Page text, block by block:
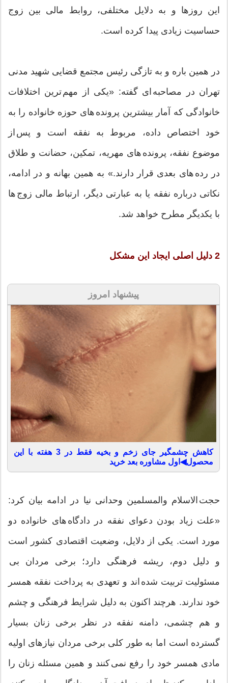
این روزها و به دلایل مختلفی، روابط مالی بین زوج
حساسیت زیادی پیدا کرده است.
در همین باره و به تازگی رئیس مجتمع قضایی شهید مدنی
تهران در مصاحبه ای گفته: «یکی از مهم ترین اختلافات
خانوادگی که آمار بیشترین پرونده های حوزه خانواده را به
خود اختصاص داده، مربوط به نفقه است و پس از
موضوع نفقه، پرونده های مهریه، تمکین، حضانت و طلاق
در رده های بعدی قرار دارند.» به همین بهانه و در ادامه،
نکاتی درباره نفقه یا به عبارتی دیگر، ارتباط مالی زوج ها
با یکدیگر مطرح خواهد شد.
2 دلیل اصلی ایجاد این مشکل
پیشنهاد امروز
کاهش چشمگیر جای زخم و بخیه فقط در 3 هفته با این
محصول◀اول مشاوره بعد خرید
حجت الاسلام والمسلمین وحدانی نیا در ادامه بیان کرد:
«علت زیاد بودن دعوای نفقه در دادگاه های خانواده دو
مورد است. یکی از دلایل، وضعیت اقتصادی کشور است
و دلیل دوم، ریشه فرهنگی دارد؛ برخی مردان بی
مسئولیت تربیت شده اند و تعهدی به پرداخت نفقه همسر
خود ندارند. هرچند اکنون به دلیل شرایط فرهنگی و چشم
و هم چشمی، دامنه نفقه در نظر برخی زنان بسیار
گسترده است اما به طور کلی برخی مردان نیازهای اولیه
مادی همسر خود را رفع نمی کنند و همین مسئله زنان را